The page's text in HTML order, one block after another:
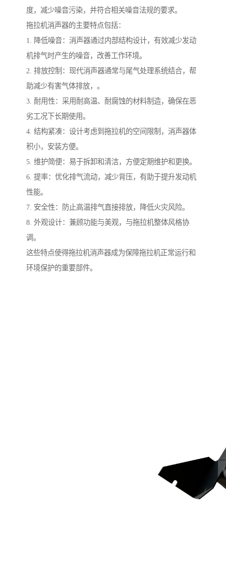
度，减少噪音污染，并符合相关噪音法规的要求。
拖拉机消声器的主要特点包括：
1. 降低噪音：消声器通过内部结构设计，有效减少发动
机排气时产生的噪音，改善工作环境。
2. 排放控制：现代消声器通常与尾气处理系统结合，帮
助减少有害气体排放，。
3. 耐用性：采用耐高温、耐腐蚀的材料制造，确保在恶
劣工况下长期使用。
4. 结构紧凑：设计考虑到拖拉机的空间限制，消声器体
积小，安装方便。
5. 维护简便：易于拆卸和清洁，方便定期维护和更换。
6. 提率：优化排气流动，减少背压，有助于提升发动机
性能。
7. 安全性：防止高温排气直接排放，降低火灾风险。
8. 外观设计：兼顾功能与美观，与拖拉机整体风格协
调。
这些特点使得拖拉机消声器成为保障拖拉机正常运行和
环境保护的重要部件。